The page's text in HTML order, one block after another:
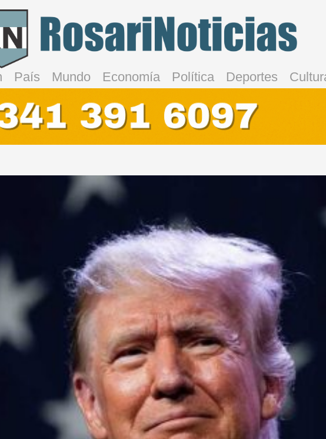
País Mundo Economía Política Deportes